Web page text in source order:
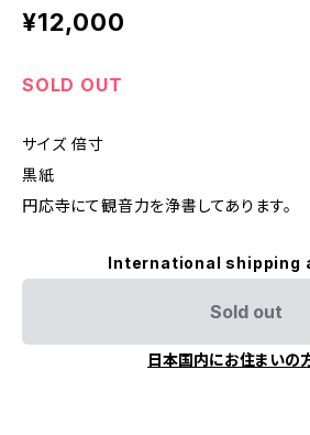
¥12,000
SOLD OUT
サイズ 倍寸
黒紙
円応寺にて観音力を浄書してあります。
International shipping
Sold out
日本国内にお住まいの